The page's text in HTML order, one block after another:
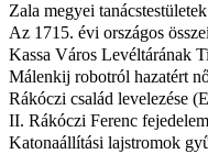
Zala megyei
Az 1715. évi országos
Kassa Város Levéltárának
Málenkij robotról hazatért
Rákóczi család levelezése
II. Rákóczi Ferenc
Katonaállítási lajstromok